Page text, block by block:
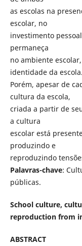
as escolas na
escolar, no
investimento
permaneça
no ambiente
identidade da escola.
Porém, apesar de
cultura da escola,
criada a partir de
a cultura
escolar está
produzindo e
reproduzindo
Palavras-chave:
públicas.
School culture,
reproduction from
ABSTRACT